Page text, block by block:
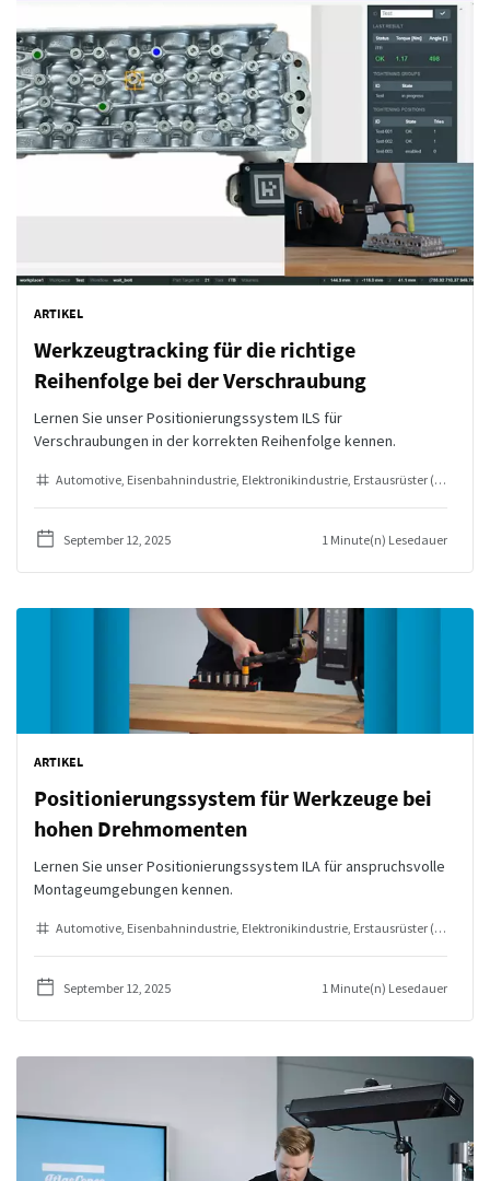
ARTIKEL
Werkzeugtracking für die richtige
Reihenfolge bei der Verschraubung
Lernen Sie unser Positionierungssystem ILS für
Verschraubungen in der korrekten Reihenfolge kennen.
Automotive Eisenbahnindustrie Elektronikindustrie Erstausrüster (OEMs)
September 12, 2025 1 Minute(n) Lesedauer
ARTIKEL
Positionierungssystem für Werkzeuge bei
hohen Drehmomenten
Lernen Sie unser Positionierungssystem ILA für anspruchsvolle
Montageumgebungen kennen.
Automotive Eisenbahnindustrie Elektronikindustrie Erstausrüster (OEMs)
September 12, 2025 1 Minute(n) Lesedauer